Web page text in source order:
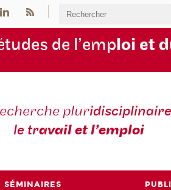
tudes de l’emploi et
plur
le travail et l’emploi
SÉMINAIRES